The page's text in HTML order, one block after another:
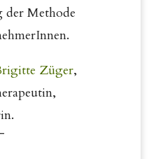
Methode
Züger,